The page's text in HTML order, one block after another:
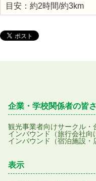
目安：約2時間/約3km
企業・学校関係者の皆
観光事業者向けサークル・
インバウンド（旅行会社向
インバウンド（宿泊施設・
表示